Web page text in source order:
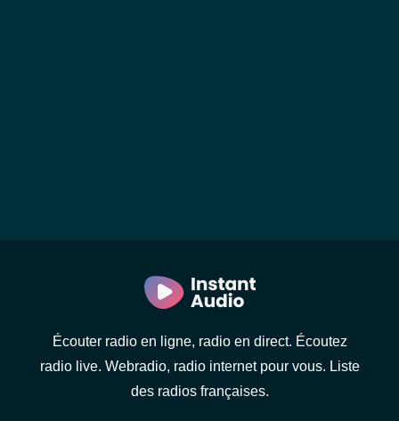
Écouter radio en ligne, radio en direct. Écoutez
radio live. Webradio, radio internet pour vous. Liste
des radios françaises.